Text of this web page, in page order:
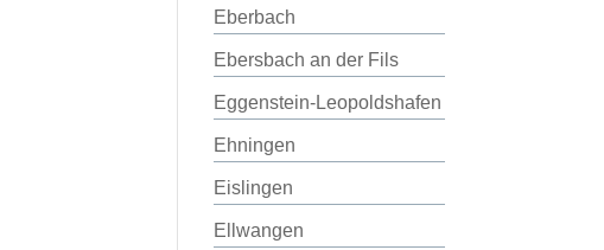
Eberbach
Ebersbach an der Fils
Eggenstein-Leopoldshafen
Ehningen
Eislingen
Ellwangen